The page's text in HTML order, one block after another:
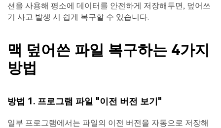
션을 사용해 평소에 데이터를 안전하게 저장해두면, 덮어쓰
기 사고 발생 시 쉽게 복구할 수 있습니다.
맥 덮어쓴 파일 복구하는 4가지
방법
방법 1. 프로그램 파일 "이전 버전 보기"
일부 프로그램에서는 파일의 이전 버전을 자동으로 저장해